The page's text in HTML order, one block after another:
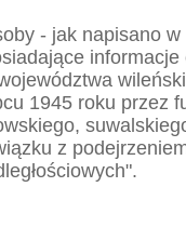
- jak napisano
1945 roku przez
z